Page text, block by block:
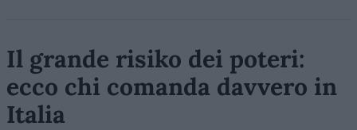
Il grande risiko dei poteri:
ecco chi comanda davvero in
Italia